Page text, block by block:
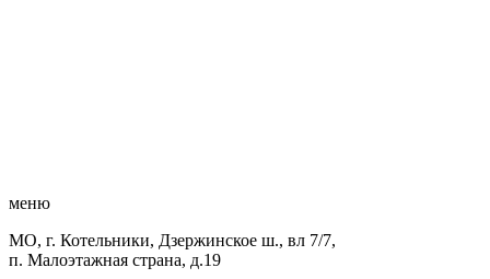
меню
МО, г. Котельники, Дзержинское ш., вл 7/7,
п. Малоэтажная страна, д.19